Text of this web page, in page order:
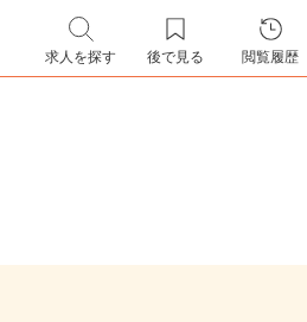
求人を探す 後で見る 閲覧履歴